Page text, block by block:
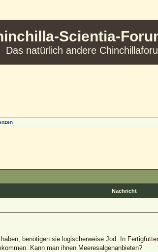
Scientia-
Das natürlich andere
Nachricht
benötigen sie logischerweise Jod. In
Kann man ihnen Meeresalgenanbieten?